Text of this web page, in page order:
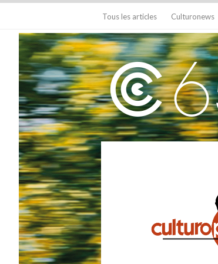
Tous les articles Culturonews